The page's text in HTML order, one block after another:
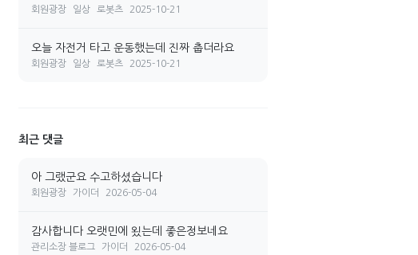
회원광장 일상 로봇츠 2025-10-21
오늘 자전거 타고 운동했는데 진짜 춥더라요
회원광장 일상 로봇츠 2025-10-21
최근 댓글
아 그랬군요 수고하셨습니다
회원광장 가이더 2026-05-04
감사합니다 오랫민에 욌는데 좋은정보네요
관리소장 블로그 가이더 2026-05-04